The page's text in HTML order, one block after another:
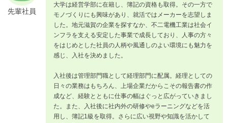
先輩社員
大学は経営学部に在籍し、簿記の資格も取得。その一方で
モノづくりにも興味があり、就活ではメーカーを志望しま
した。地元滋賀の企業を探すなか、不二電機工業は社会イ
ンフラを支える安定した事業で成長しており、人事の方々
をはじめとした社員の人柄や風通しのよい環境にも魅力を
感じ、入社を決めました。
入社後は管理部門職として経理部門に配属。経理としての
日々の業務はもちろん、上場企業だからこその報告書の作
成など、経験とともに仕事の幅はぐっと広がっていきまし
た。また、入社後に社内外の研修やeラーニングなどを活
用し、簿記1級を取得。さらに広い視野や知識を活かして